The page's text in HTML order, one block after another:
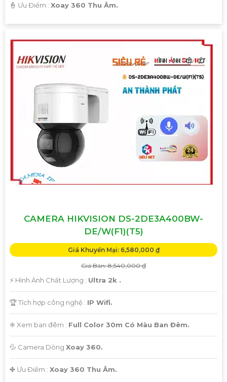
️👮 Ưu Điểm : Xoay 360 Thu Âm.
CAMERA HIKVISION DS-2DE3A400BW-
DE/W(F1)(T5)
Giá Khuyến Mại: 6,580,000 ₫
Giá Bán: 8,540,000 ₫
️⚡ Hình Ành Chất Lượng : Ultra 2k .
🏆 Tích hợp công nghệ : IP Wifi.
❈ Xem ban đêm : Full Color 30m Có Màu Ban Đêm.
💦 Camera Dòng Xoay 360.
️✤ Ưu Điểm : Xoay 360 Thu Âm.